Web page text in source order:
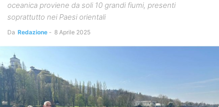
oceanica proviene da soli 10 grandi fiumi, presenti
soprattutto nei Paesi orientali
Da Redazione - 8 Aprile 2025